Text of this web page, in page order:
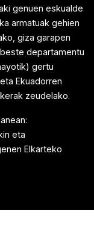
genuen eskualde
armatuak gehien
giza garapen
departamentu
gertu
Ekuadorren
zeudelako.
eta
Elkarteko